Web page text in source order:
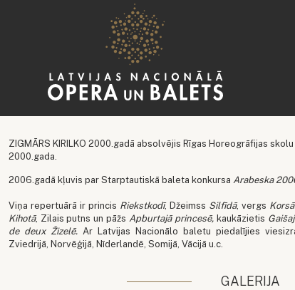
ZIGMĀRS KIRILKO 2000.gadā absolvējis Rīgas Horeogrāfijas
2000.gada.
2006.gadā kļuvis par Starptautiskā baleta konkursa Arabeska
Viņa repertuārā ir princis Riekstkodī, Džeimss Silfīdā, vergs
Kihotā, Zilais putns un pāžs Apburtajā princesē, kaukāzietis
de deux Žizelē. Ar Latvijas Nacionālo baletu piedalījies
Zviedrijā, Norvēģijā, Nīderlandē, Somijā, Vācijā u.c.
GALERIJA